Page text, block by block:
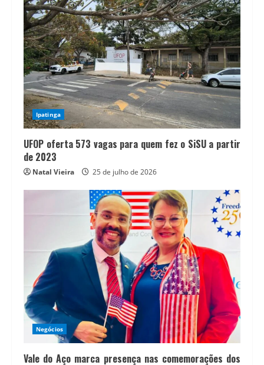
Ipatinga
UFOP oferta 573 vagas para quem fez o SiSU a partir
de 2023
Natal Vieira 25 de julho de 2026
Negócios
Vale do Aço marca presença nas comemorações dos